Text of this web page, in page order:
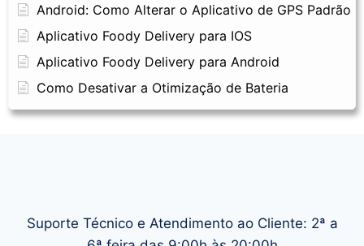
Android: Como Alterar o Aplicativo de GPS Padrão
Aplicativo Foody Delivery para IOS
Aplicativo Foody Delivery para Android
Como Desativar a Otimização de Bateria
Suporte Técnico e Atendimento ao Cliente: 2ª a